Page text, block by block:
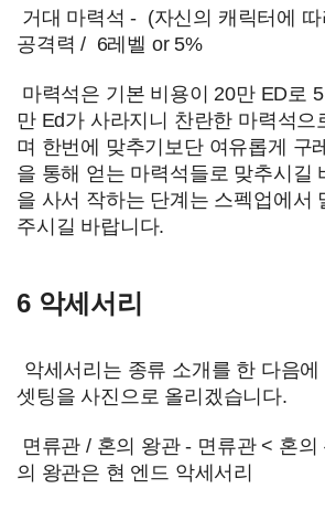
거대 마력석 - (자신의 캐릭터에
공격력 / 6레벨 or 5%
마력석은 기본 비용이 20만 ED로
만 Ed가 사라지니 찬란한 마력석으
며 한번에 맞추기보단 여유롭게 구
을 통해 얻는 마력석들로 맞추시길
을 사서 작하는 단계는 스펙업에서
주시길 바랍니다.
6 악세서리
악세서리는 종류 소개를 한 다음
셋팅을 사진으로 올리겠습니다.
면류관 / 혼의 왕관 - 면류관 < 혼
의 왕관은 현 엔드 악세서리